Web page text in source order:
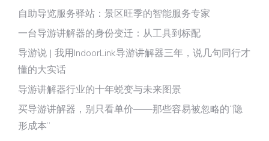
自助导览服务驿站：景区旺季的智能服务专家
一台导游讲解器的身份变迁：从工具到标配
导游说 | 我用IndoorLink导游讲解器三年，说几句同行才
懂的大实话
导游讲解器行业的十年蜕变与未来图景
买导游讲解器，别只看单价——那些容易被忽略的“隐
形成本”